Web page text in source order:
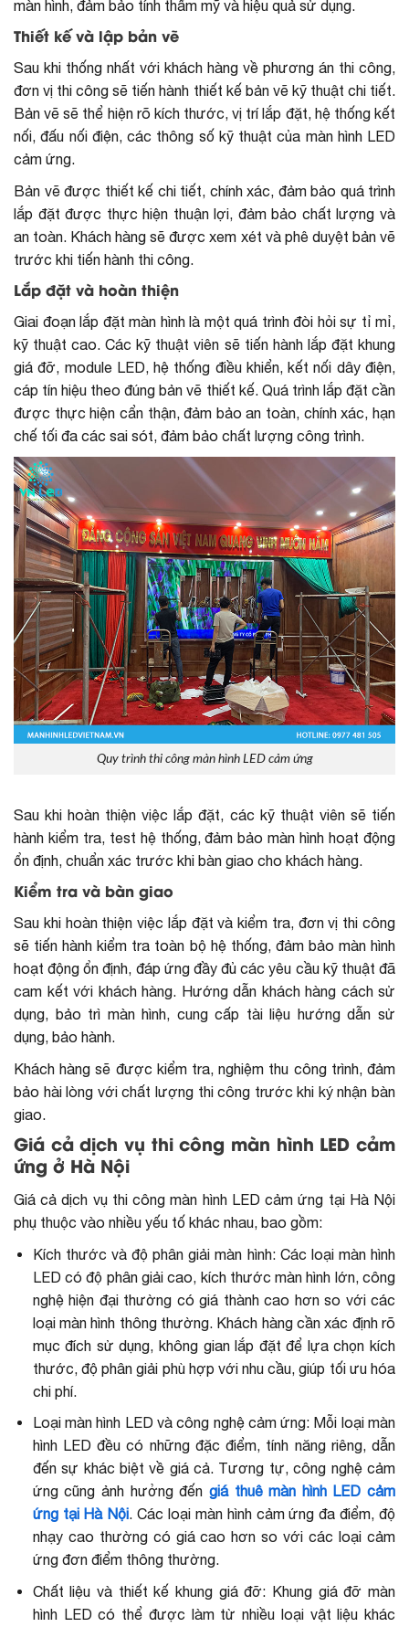
màn hình, đảm bảo tính thẩm mỹ và hiệu quả sử dụng.
Thiết kế và lập bản vẽ
Sau khi thống nhất với khách hàng về phương án thi công,
đơn vị thi công sẽ tiến hành thiết kế bản vẽ kỹ thuật chi tiết.
Bản vẽ sẽ thể hiện rõ kích thước, vị trí lắp đặt, hệ thống kết
nối, đấu nối điện, các thông số kỹ thuật của màn hình LED
cảm ứng.
Bản vẽ được thiết kế chi tiết, chính xác, đảm bảo quá trình
lắp đặt được thực hiện thuận lợi, đảm bảo chất lượng và
an toàn. Khách hàng sẽ được xem xét và phê duyệt bản vẽ
trước khi tiến hành thi công.
Lắp đặt và hoàn thiện
Giai đoạn lắp đặt màn hìnhlà một quá trình đòi hỏi sự tỉ mỉ,
kỹ thuật cao. Các kỹ thuật viên sẽ tiến hành lắp đặt khung
giá đỡ, module LED, hệ thống điều khiển, kết nối dây điện,
cáp tín hiệu theo đúng bản vẽ thiết kế. Quá trình lắp đặt cần
được thực hiện cẩn thận, đảm bảo an toàn, chính xác, hạn
chế tối đa các sai sót, đảm bảo chất lượng công trình.
Quy trình thi công màn hình LED cảm ứng
Sau khi hoàn thiện việc lắp đặt, các kỹ thuật viên sẽ tiến
hành kiểm tra, test hệ thống, đảm bảo màn hình hoạt động
ổn định, chuẩn xác trước khi bàn giao cho khách hàng.
Kiểm tra và bàn giao
Sau khi hoàn thiện việc lắp đặt và kiểm tra, đơn vị thi công
sẽ tiến hành kiểm tra toàn bộ hệ thống, đảm bảo màn hình
hoạt động ổn định, đáp ứng đầy đủ các yêu cầu kỹ thuật đã
cam kết với khách hàng. Hướng dẫn khách hàng cách sử
dụng, bảo trì màn hình, cung cấp tài liệu hướng dẫn sử
dụng, bảo hành.
Khách hàng sẽ được kiểm tra, nghiệm thu công trình, đảm
bảo hài lòng với chất lượng thi công trước khi ký nhận bàn
giao.
Giá cả dịch vụ thi công màn hình LED cảm
ứng ở Hà Nội
Giá cả dịch vụ thi công màn hình LED cảm ứng tại Hà Nội
phụ thuộc vào nhiều yếu tố khác nhau, bao gồm:
Kích thước và độ phân giải màn hình: Các loại màn hình
LED có độ phân giải cao, kích thước màn hình lớn, công
nghệ hiện đại thường có giá thành cao hơn so với các
loại màn hình thông thường. Khách hàng cần xác định rõ
mục đích sử dụng, không gian lắp đặt để lựa chọn kích
thước, độ phân giải phù hợp với nhu cầu, giúp tối ưu hóa
chi phí.
Loại màn hình LED và công nghệ cảm ứng: Mỗi loại màn
hình LED đều có những đặc điểm, tính năng riêng, dẫn
đến sự khác biệt về giá cả. Tương tự, công nghệ cảm
ứng cũng ảnh hưởng đến giá thuê màn hình LED cảm
ứng tại Hà Nội. Các loại màn hình cảm ứng đa điểm, độ
nhạy cao thường có giá cao hơn so với các loại cảm
ứng đơn điểm thông thường.
Chất liệu và thiết kế khung giá đỡ: Khung giá đỡ màn
hình LED có thể được làm từ nhiều loại vật liệu khác